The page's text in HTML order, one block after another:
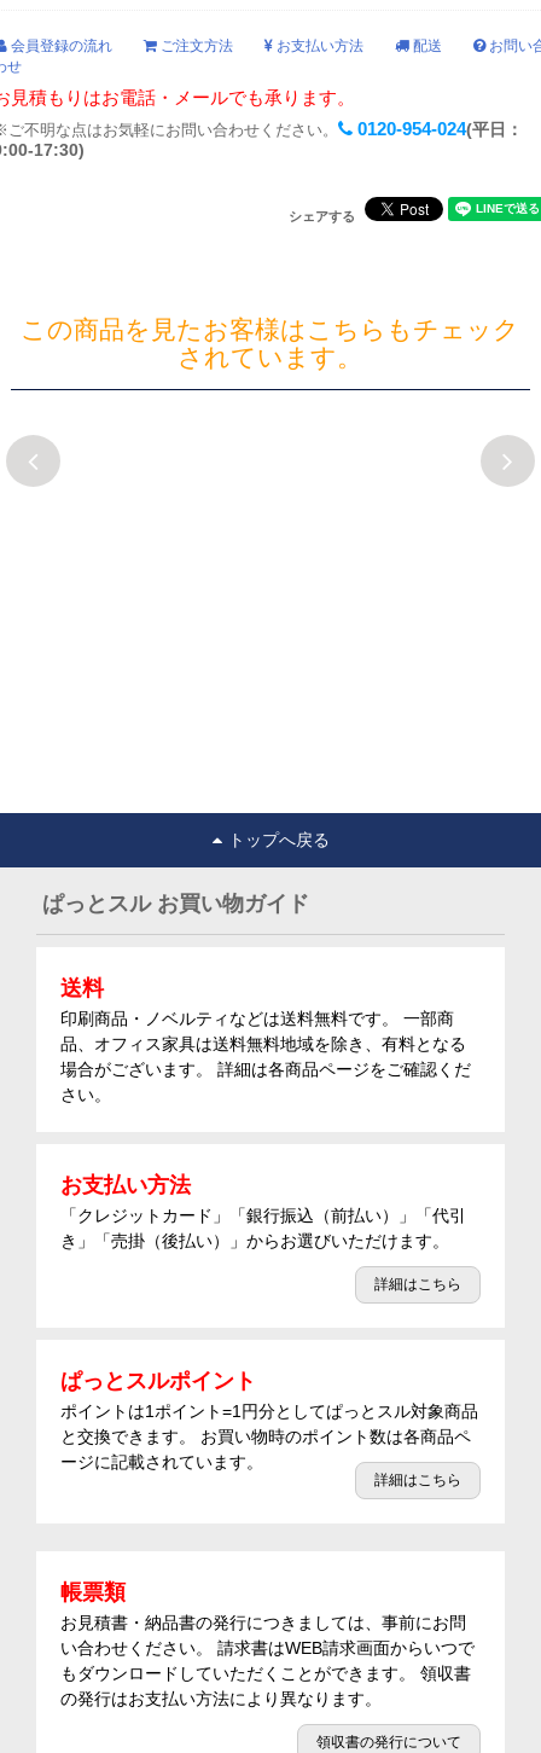
会員登録の流れ ご注文方法 お支払い方法 配送
お問い
せ
見積もりはお電話・メールでも承ります。
不明な点はお気軽にお問い合わせください。 0120-954-024(平日：
17:30)
シェアする
この商品を見たお客様はこちらもチェック
されています。
トップへ戻る
ぱっとスル お買い物ガイド
送料
印刷商品・ノベルティなどは送料無料です。 一部商
品、オフィス家具は送料無料地域を除き、有料となる
場合がございます。 詳細は各商品ページをご確認くだ
さい。
お支払い方法
「クレジットカード」「銀行振込（前払い）」「代引
き」「売掛（後払い）」からお選びいただけます。
詳細はこちら
ぱっとスルポイント
ポイントは1ポイント=1円分としてぱっとスル対象商品
と交換できます。 お買い物時のポイント数は各商品ペ
ージに記載されています。
詳細はこちら
帳票類
お見積書・納品書の発行につきましては、事前にお問
い合わせください。 請求書はWEB請求画面からいつで
もダウンロードしていただくことができます。 領収書
の発行はお支払い方法により異なります。
領収書の発行について